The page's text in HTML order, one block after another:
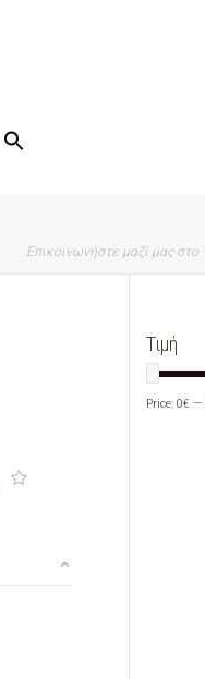
Επικοινωνήστε μαζί μας στο
Τιμή
Price: 0€ —